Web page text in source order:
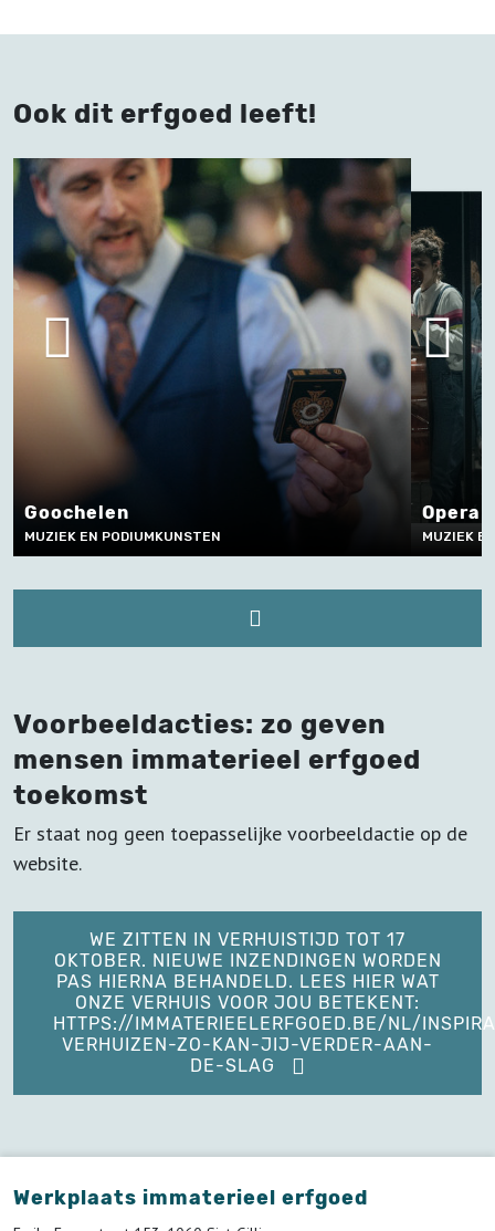
Ook dit erfgoed leeft!
Opera zingen
MUZIEK EN PODIUMKUNSTEN
Voorbeeldacties: zo geven
mensen immaterieel erfgoed
toekomst
Er staat nog geen toepasselijke voorbeeldactie op de
website.
WE ZITTEN IN VERHUISTIJD TOT 17
OKTOBER. NIEUWE INZENDINGEN WORDEN
PAS HIERNA BEHANDELD. LEES HIER WAT
ONZE VERHUIS VOOR JOU BETEKENT:
HTTPS://IMMATERIEELERFGOED.BE/NL/
VERHUIZEN-ZO-KAN-JIJ-VERDER-AAN-
DE-SLAG
Werkplaats immaterieel erfgoed